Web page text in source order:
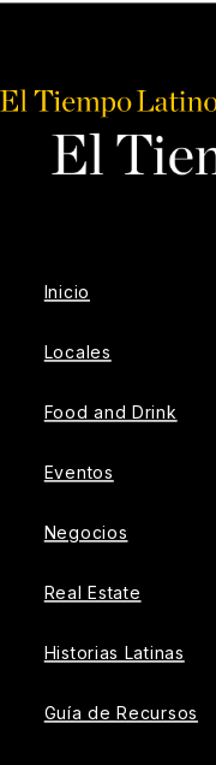
Inicio
Locales
Food and Drink
Eventos
Negocios
Real Estate
Historias Latinas
Guía de Recursos